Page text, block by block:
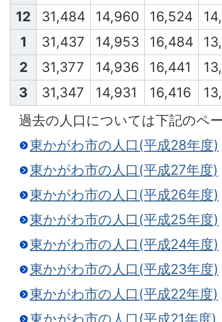
12
31,484 14,960 16,524
1
31,437 14,953 16,484
2
31,377 14,936 16,441
3
31,347 14,931 16,416
過去の人口については下記のペ
東かがわ市の人口(平成28年度)
東かがわ市の人口(平成27年度)
東かがわ市の人口(平成26年度)
東かがわ市の人口(平成25年度)
東かがわ市の人口(平成24年度)
東かがわ市の人口(平成23年度)
東かがわ市の人口(平成22年度)